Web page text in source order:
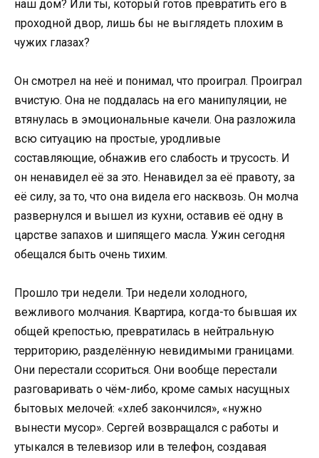
наш дом? Или ты, который готов превратить его в
проходной двор, лишь бы не выглядеть плохим в
чужих глазах?
Он смотрел на неё и понимал, что проиграл. Проиграл
вчистую. Она не поддалась на его манипуляции, не
втянулась в эмоциональные качели. Она разложила
всю ситуацию на простые, уродливые
составляющие, обнажив его слабость и трусость. И
он ненавидел её за это. Ненавидел за её правоту, за
её силу, за то, что она видела его насквозь. Он молча
развернулся и вышел из кухни, оставив её одну в
царстве запахов и шипящего масла. Ужин сегодня
обещался быть очень тихим.
Прошло три недели. Три недели холодного,
вежливого молчания. Квартира, когда-то бывшая их
общей крепостью, превратилась в нейтральную
территорию, разделённую невидимыми границами.
Они перестали ссориться. Они вообще перестали
разговаривать о чём-либо, кроме самых насущных
бытовых мелочей: «хлеб закончился», «нужно
вынести мусор». Сергей возвращался с работы и
утыкался в телевизор или в телефон, создавая